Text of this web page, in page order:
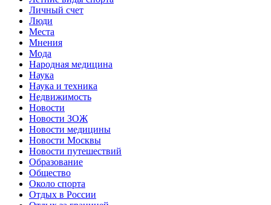
Личный счет
Люди
Места
Мнения
Мода
Народная медицина
Наука
Наука и техника
Недвижимость
Новости
Новости ЗОЖ
Новости медицины
Новости Москвы
Новости путешествий
Образование
Общество
Около спорта
Отдых в России